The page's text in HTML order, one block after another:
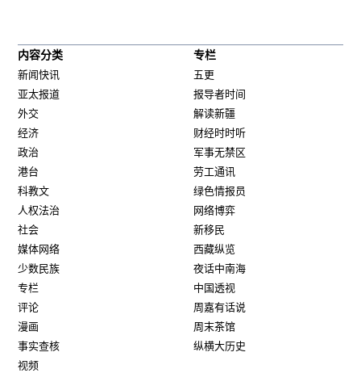
内容分类
新闻快讯
亚太报道
外交
经济
政治
港台
科教文
人权法治
社会
媒体网络
少数民族
专栏
评论
漫画
事实查核
视频
专栏
五更
报导者时间
解读新疆
财经时时听
军事无禁区
劳工通讯
绿色情报员
网络博弈
新移民
西藏纵览
夜话中南海
中国透视
周嘉有话说
周末茶馆
纵横大历史